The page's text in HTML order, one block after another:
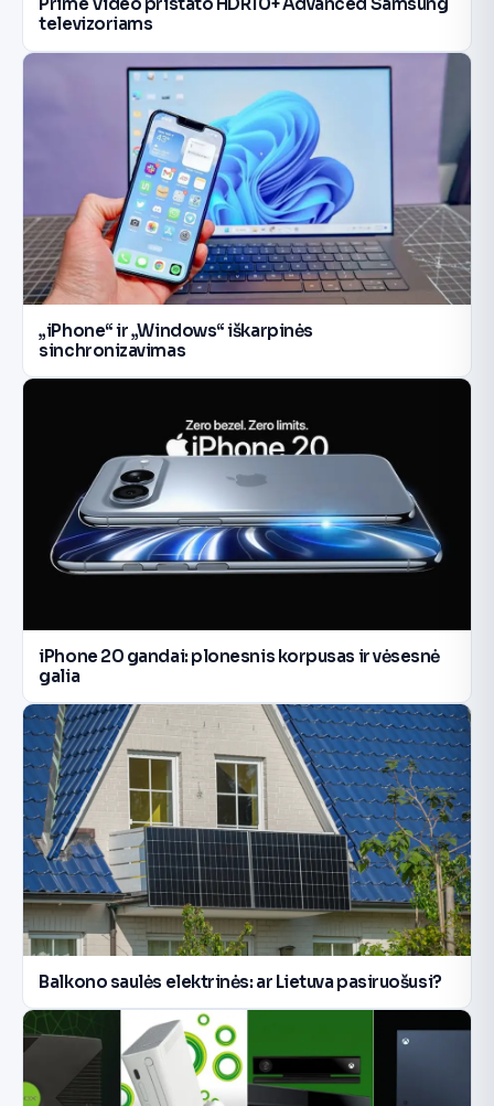
Prime Video pristato HDR10+ Advanced Samsung
televizoriams
„iPhone“ ir „Windows“ iškarpinės
sinchronizavimas
iPhone 20 gandai: plonesnis korpusas ir vėsesnė
galia
Balkono saulės elektrinės: ar Lietuva pasiruošusi?